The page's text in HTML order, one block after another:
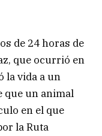
de 24 horas de
que ocurrió en
la vida a un
que un animal
en el que
la Ruta